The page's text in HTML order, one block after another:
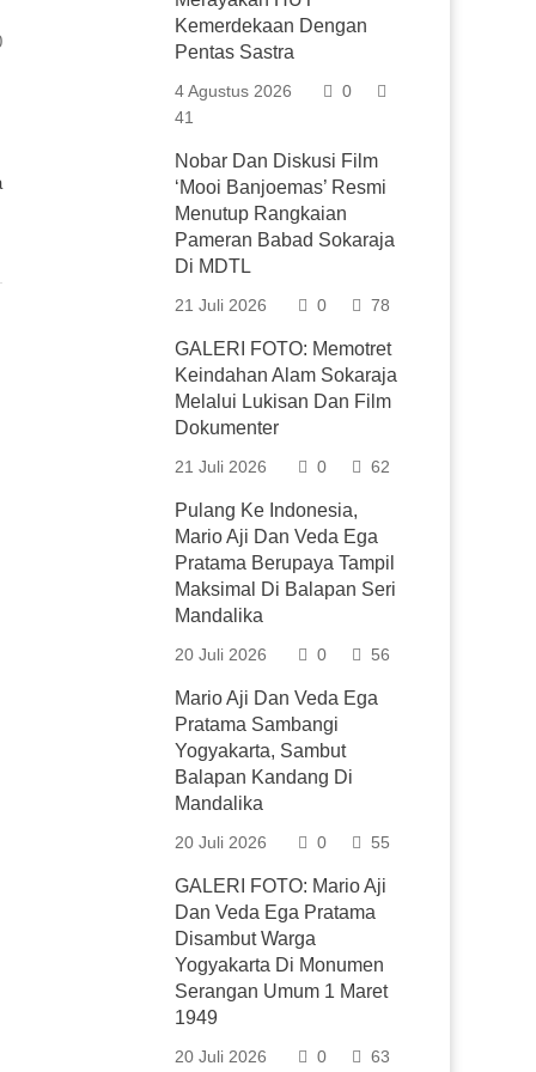
Kemerdekaan Dengan
Pentas Sastra
4 Agustus 2026
0
41
Nobar Dan Diskusi Film
‘Mooi Banjoemas’ Resmi
Menutup Rangkaian
Pameran Babad Sokaraja
Di MDTL
21 Juli 2026 0 78
GALERI FOTO: Memotret
Keindahan Alam Sokaraja
Melalui Lukisan Dan Film
Dokumenter
21 Juli 2026 0 62
Pulang Ke Indonesia,
Mario Aji Dan Veda Ega
Pratama Berupaya Tampil
Maksimal Di Balapan Seri
Mandalika
20 Juli 2026 0 56
Mario Aji Dan Veda Ega
Pratama Sambangi
Yogyakarta, Sambut
Balapan Kandang Di
Mandalika
20 Juli 2026 0 55
GALERI FOTO: Mario Aji
Dan Veda Ega Pratama
Disambut Warga
Yogyakarta Di Monumen
Serangan Umum 1 Maret
1949
20 Juli 2026 0 63